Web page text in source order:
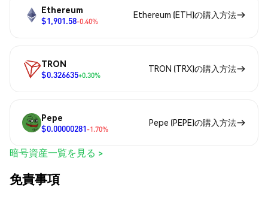
Ethereum
$1,901.58-0.40%
Ethereum (ETH)の購入方法
TRON
$0.326635+0.30%
TRON (TRX)の購入方法
Pepe
$0.00000281-1.70%
Pepe (PEPE)の購入方法
暗号資産一覧を見る >
免責事項